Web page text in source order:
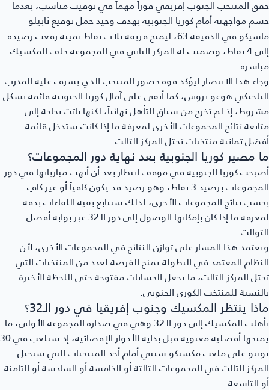
حقق المنتخب الجنوب إفريقي فوزاً مهماً في توقيت مناسب، بعدما
حسم مواجهته أمام كوريا الجنوبية بهدف وحيد حمل توقيع ثابيلو
ماسيكو في الدقيقة 63، ليمنح فريقه ثلاث نقاط ثمينة رفعت رصيده
إلى 4 نقاط، وضمنت له المركز الثاني في المجموعة خلف المكسيك
مباشرة.
وجاء هذا الانتصار ليؤكد قوة حضور المنتخب الذي يشرف عليه المدرب
البلجيكي هوغو بروس، كما أبقى على آمال كوريا الجنوبية قائمة بشكل
مشروط، إذ لم تخرج من سباق التأهل نهائياً، لكنها باتت بحاجة إلى
متابعة نتائج المجموعات الأخرى لمعرفة ما إذا كانت ستدخل قائمة
أفضل ثمانية منتخبات تحتل المركز الثالث.
ما مصير كوريا الجنوبية بعد نهاية دور المجموعات؟
أصبحت كوريا الجنوبية في موقف انتظار بعد أن أنهت مبارياتها في دور
المجموعات برصيد 3 نقاط، وهو رصيد قد يكون كافياً أو غير كافٍ
بحسب نتائج المجموعات الأخرى، لذلك ستتابع بقية اللقاءات بدقة
لمعرفة ما إذا كان بإمكانها الوصول إلى دور الـ32 عبر بوابة أفضل
الثوالث.
ويعتمد هذا المسار على توازن النتائج في المجموعات الأخرى، لأن
النظام المعتمد في البطولة يمنح الفرصة لعدد من المنتخبات التي
تحتل المركز الثالث، ما يجعل الحسابات مفتوحة حتى اللحظة الأخيرة
بالنسبة للمنتخب الكوري الجنوبي.
ماذا ينتظر المكسيك وجنوب إفريقيا في دور الـ32؟
تأهلت المكسيك إلى دور الـ32 وهي في صدارة المجموعة الأولى، ما
يمنحها أفضلية معنوية قبل بداية الأدوار الإقصائية، إذ ستلعب في 30
يونيو على ملعب مكسيكو سيتي أمام أحد المنتخبات التي ستحتل
المركز الثالث في المجموعات الثالثة أو الخامسة أو السادسة أو الثامنة
أو التاسعة.